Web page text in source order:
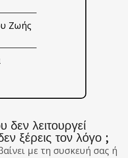
Ζωής
λειτουργεί
ξέρεις τον λόγο ;
με τη συσκευή σας ή